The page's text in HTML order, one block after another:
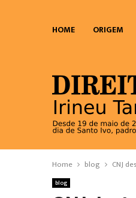
HOME ORIGEM
Home blog CNJ
blog